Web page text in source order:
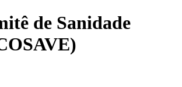
de Sanidade